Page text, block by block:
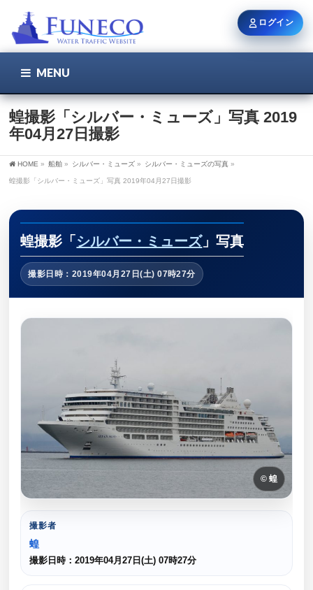
MENU
蝗撮影「シルバー・ミューズ」写真 2019
年04月27日撮影
HOME » 船舶 » シルバー・ミューズ » シルバー・ミューズの写真 »
蝗撮影「シルバー・ミューズ」写真 2019年04月27日撮影
蝗撮影「 シルバー・ミューズ」写真
撮影日時：2019年04月27日(土) 07時27分
© 蝗
撮影者
蝗
撮影日時：2019年04月27日(土) 07時27分
ログイン
ユーザー名 / メール
パスワード
新規登録 パスワードを忘れた方